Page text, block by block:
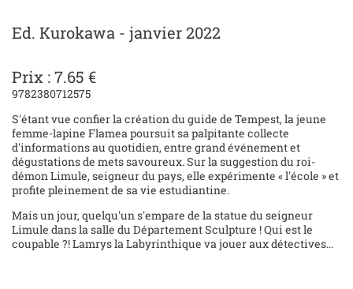
Ed. Kurokawa - janvier 2022
Prix : 7.65 €
9782380712575
S'étant vue confier la création du guide de Tempest, la jeune
femme-lapine Flamea poursuit sa palpitante collecte
d'informations au quotidien, entre grand événement et
dégustations de mets savoureux. Sur la suggestion du roi-
démon Limule, seigneur du pays, elle expérimente « l'école » et
profite pleinement de sa vie estudiantine.
Mais un jour, quelqu'un s'empare de la statue du seigneur
Limule dans la salle du Département Sculpture ! Qui est le
coupable ?! Lamrys la Labyrinthique va jouer aux détectives...